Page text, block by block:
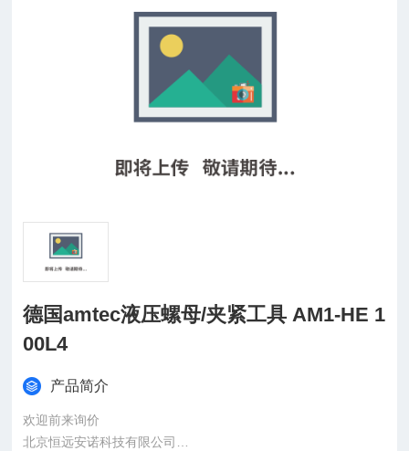
德国amtec液压螺母/夹紧工具 AM1-HE 1
00L4
产品简介
欢迎前来询价
北京恒远安诺科技有限公司